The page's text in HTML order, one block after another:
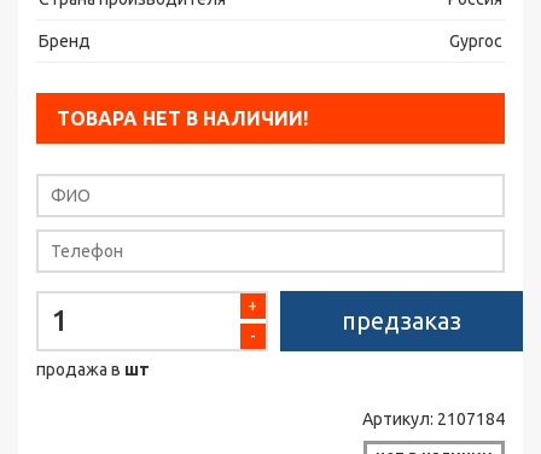
Бренд Gyproc
ТОВАРА НЕТ В НАЛИЧИИ!
-
+
продажа в шт
предзаказ
Артикул: 2107184